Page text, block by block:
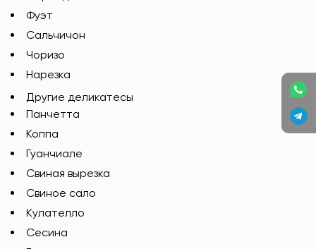
Фуэт
Сальчичон
Чоризо
Нарезка
Другие деликатесы
Панчетта
Коппа
Гуанчиале
Свиная вырезка
Свиное сало
Кулателло
Сесина